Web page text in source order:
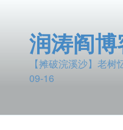
润涛阎
【摊破浣溪沙】老
09-16